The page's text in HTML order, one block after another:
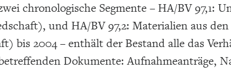
chronologische Segmente – HA/BV 97,1:
und HA/BV 97,2: Materialien aus
bis 2004 – enthält der Bestand alle das
Dokumente: Aufnahmeanträge,